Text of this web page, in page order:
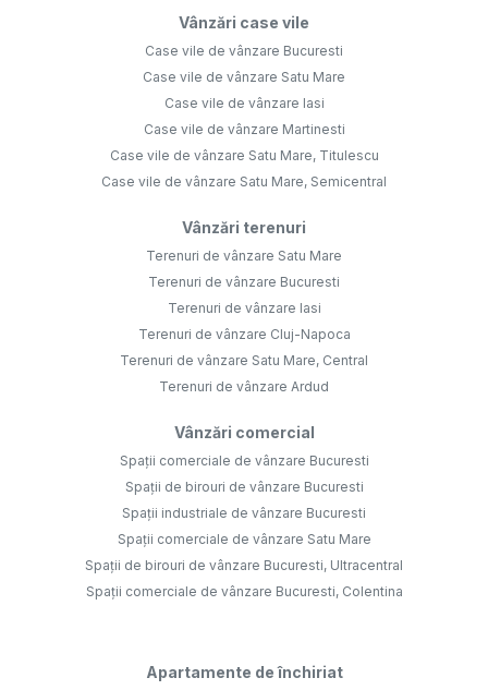
Vânzări case vile
Case vile de vânzare Bucuresti
Case vile de vânzare Satu Mare
Case vile de vânzare Iasi
Case vile de vânzare Martinesti
Case vile de vânzare Satu Mare, Titulescu
Case vile de vânzare Satu Mare, Semicentral
Vânzări terenuri
Terenuri de vânzare Satu Mare
Terenuri de vânzare Bucuresti
Terenuri de vânzare Iasi
Terenuri de vânzare Cluj-Napoca
Terenuri de vânzare Satu Mare, Central
Terenuri de vânzare Ardud
Vânzări comercial
Spații comerciale de vânzare Bucuresti
Spații de birouri de vânzare Bucuresti
Spații industriale de vânzare Bucuresti
Spații comerciale de vânzare Satu Mare
Spații de birouri de vânzare Bucuresti, Ultracentral
Spații comerciale de vânzare Bucuresti, Colentina
Apartamente de închiriat